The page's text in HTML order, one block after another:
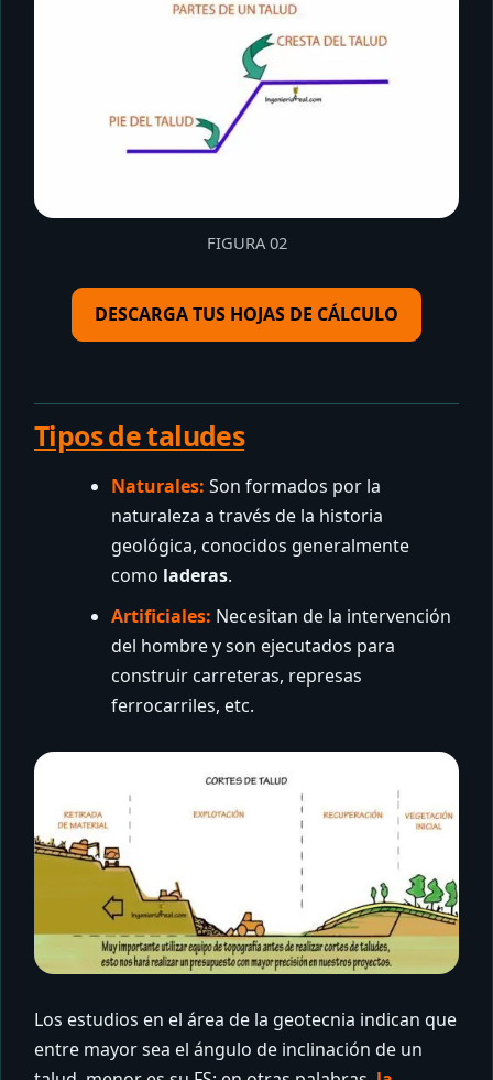
FIGURA 02
DESCARGA TUS HOJAS DE CÁLCULO
Tipos de taludes
Naturales: Son formados por la
naturaleza a través de la historia
geológica, conocidos generalmente
como laderas.
Artificiales: Necesitan de la intervención
del hombre y son ejecutados para
construir carreteras, represas
ferrocarriles, etc.
Los estudios en el área de la geotecnia indican que
entre mayor sea el ángulo de inclinación de un